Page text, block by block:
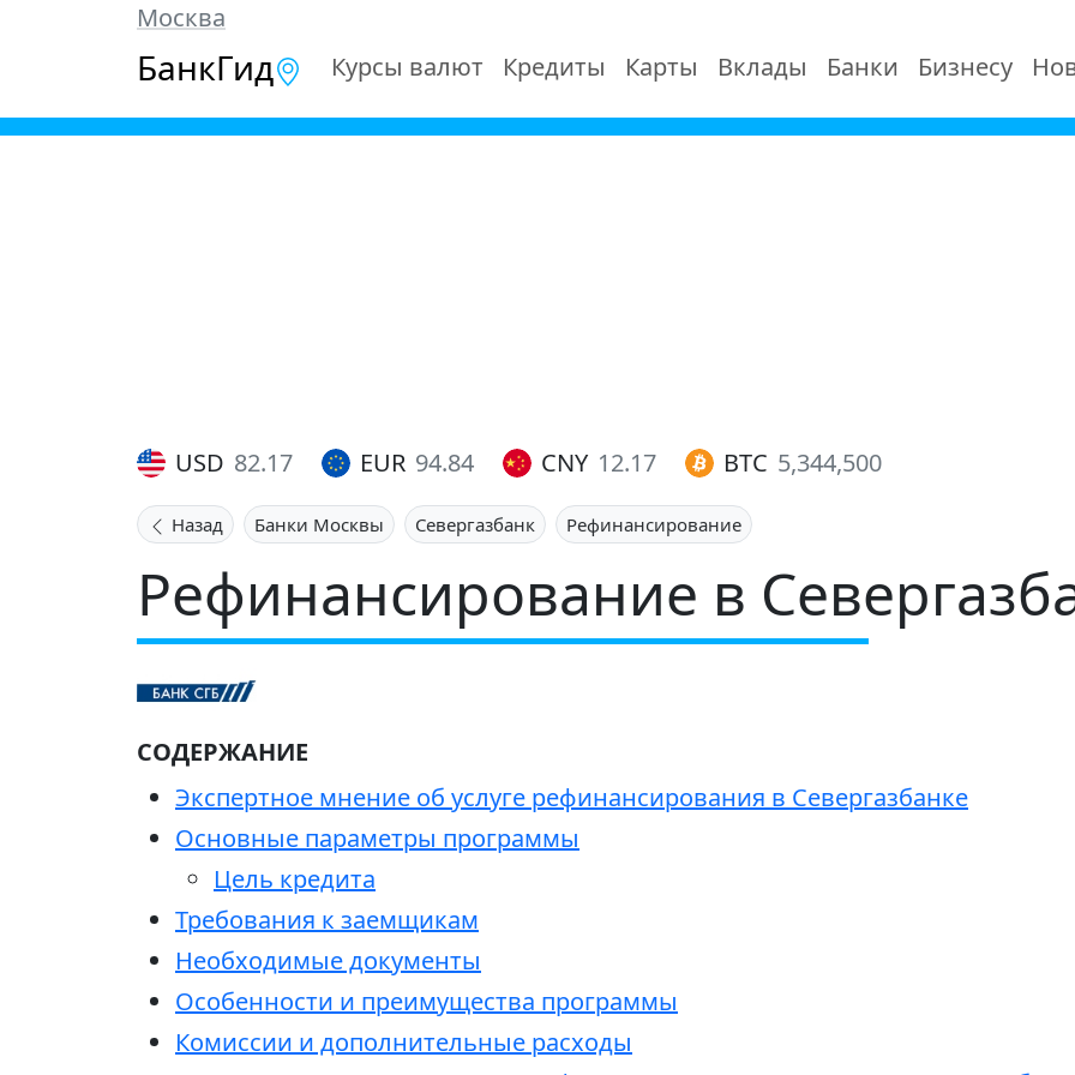
Москва
БанкГид Курсы валют Кредиты Карты Вклады Банки Бизнесу
USD 82.17 EUR 94.84 CNY 12.17 BTC 5,344,500
Назад Банки Москвы Севергазбанк Рефинансирование
Рефинансирование в
СОДЕРЖАНИЕ
Экспертное мнение об услуге рефинансирования в Севергазбанке
Основные параметры программы
Цель кредита
Требования к заемщикам
Необходимые документы
Особенности и преимущества программы
Комиссии и дополнительные расходы